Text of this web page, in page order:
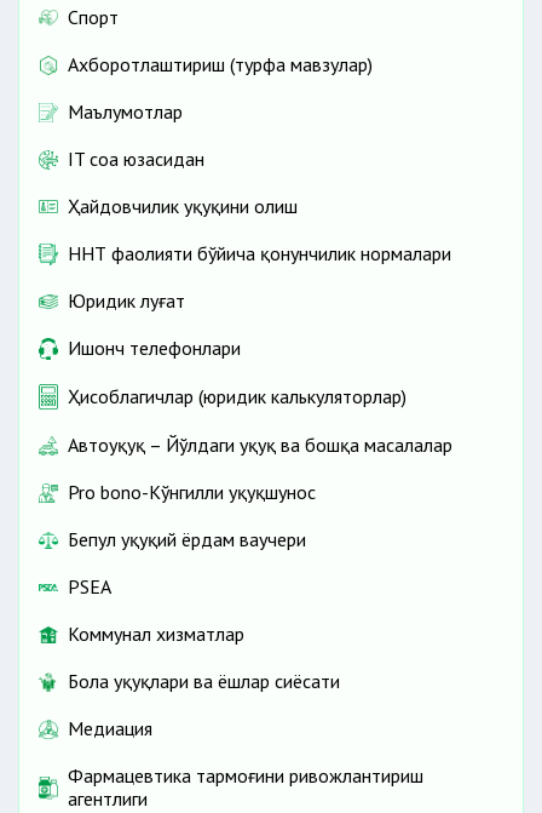
Спорт
Ахборотлаштириш (турфа мавзулар)
Маълумотлар
IT соҳа юзасидан
Ҳайдовчилик ҳуқуқини олиш
ННТ фаолияти бўйича қонунчилик нормалари
Юридик луғат
Ишонч телефонлари
Ҳисоблагичлар (юридик калькуляторлар)
Автоҳуқуқ – Йўлдаги ҳуқуқ ва бошқа масалалар
Pro bono-Кўнгилли ҳуқуқшунос
Бепул ҳуқуқий ёрдам ваучери
PSEA
Коммунал хизматлар
Бола ҳуқуқлари ва ёшлар сиёсати
Медиация
Фармацевтика тармоғини ривожлантириш
агентлиги